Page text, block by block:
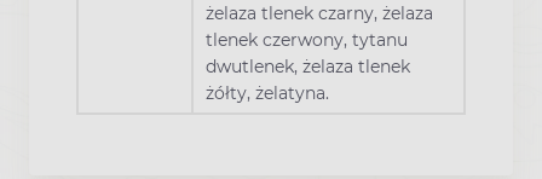
żelaza tlenek czarny, żelaza
tlenek czerwony, tytanu
dwutlenek, żelaza tlenek
żółty, żelatyna.